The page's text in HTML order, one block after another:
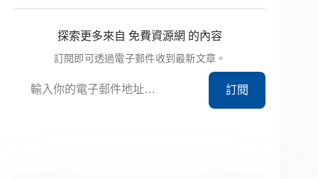
探索更多來自 免費資源網 的內容
訂閱即可透過電子郵件收到最新文章。
訂閱